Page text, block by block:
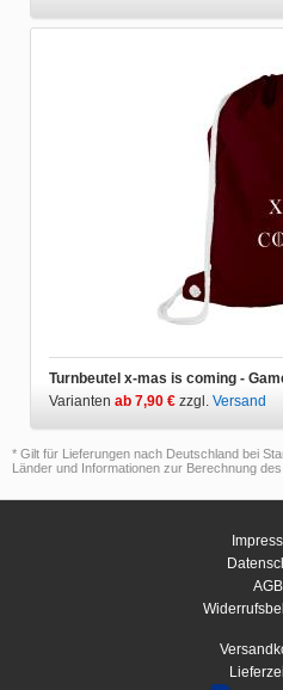
Turnbeutel x-mas is coming -
Varianten ab 7,90 € zzgl. Versand
* Gilt für Lieferungen nach Deutschland bei
Länder und Informationen zur Berechnung
AGB